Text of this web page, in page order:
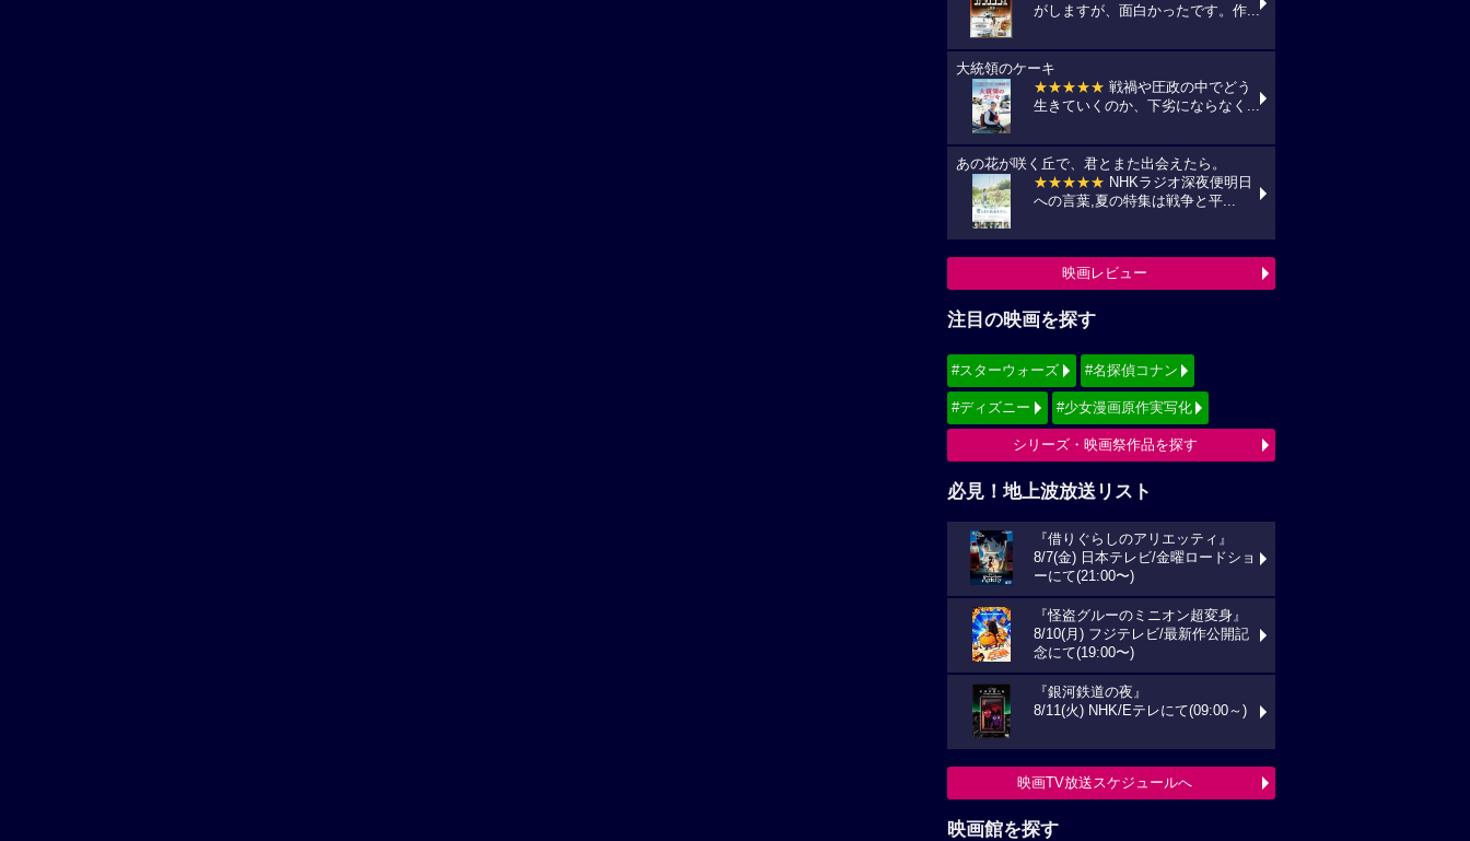
がしますが、面白かったです。作...
大統領のケーキ
★★★★★ 戦禍や圧政の中でどう
生きていくのか、下劣にならなく...
あの花が咲く丘で、君とまた出会えたら。
★★★★★ NHKラジオ深夜便明日
への言葉,夏の特集は戦争と平...
映画レビュー
注目の映画を探す
#スターウォーズ #名探偵コナン
#ディズニー #少女漫画原作実写化
シリーズ・映画祭作品を探す
必見！地上波放送リスト
『借りぐらしのアリエッティ』
8/7(金) 日本テレビ/金曜ロードショ
ーにて(21:00〜)
『怪盗グルーのミニオン超変身』
8/10(月) フジテレビ/最新作公開記
念にて(19:00〜)
『銀河鉄道の夜』
8/11(火) NHK/Eテレにて(09:00～)
映画TV放送スケジュールへ
映画館を探す